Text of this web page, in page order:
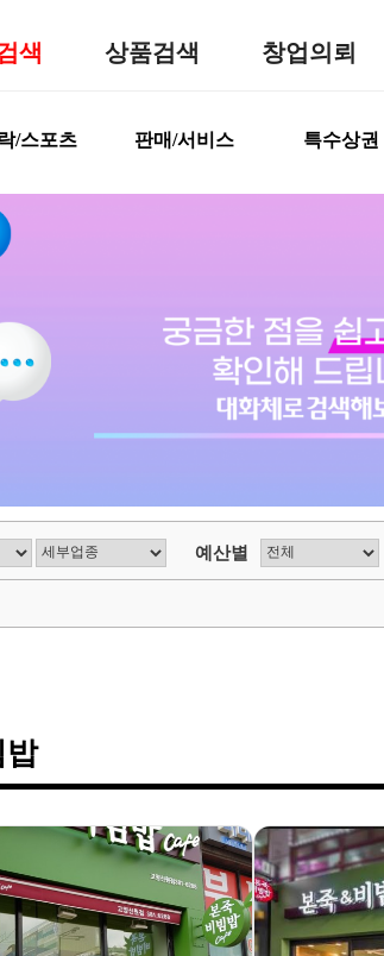
색 상품검색 창업의뢰
/스포츠 판매/서비스 특수상권
예산별